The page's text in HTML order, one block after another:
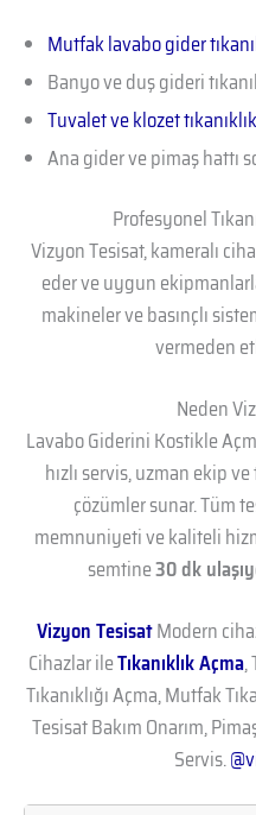
Mutfak lavabo gider
Banyo ve duş gideri
Tuvalet ve klozet
Ana gider ve pimaş hattı
Profesyonel
Vizyon Tesisat, kameralı
eder ve uygun
makineler ve basınçlı
vermeden
Neden
Lavabo Giderini Kostikle
hızlı servis, uzman ekip
çözümler sunar. Tüm
memnuniyeti ve kaliteli
semtine30 dk
Vizyon TesisatModern
Cihazlar ileTıkanıklık Açma,
Tıkanıklığı Açma, Mutfak
Tesisat Bakım Onarım,
Servis.